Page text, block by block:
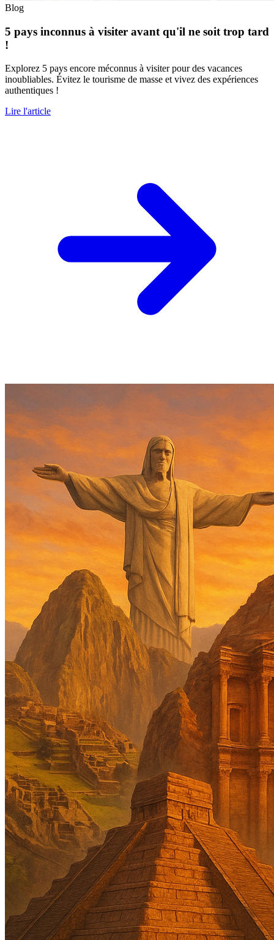
Blog
5 pays inconnus à visiter avant qu'il ne soit trop tard
!
Explorez 5 pays encore méconnus à visiter pour des vacances
inoubliables. Évitez le tourisme de masse et vivez des expériences
authentiques !
Lire l'article